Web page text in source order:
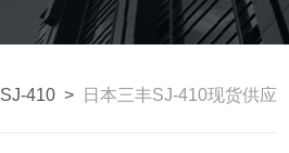
SJ-410 > 日本三丰SJ-410现货供应